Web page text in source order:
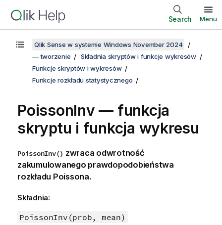
Search Menu
Qlik Sense w systemie Windows November 2024
— tworzenie
Składnia skryptów i funkcje wykresów
Funkcje skryptów i wykresów
Funkcje rozkładu statystycznego
PoissonInv — funkcja
skryptu i funkcja wykresu
PoissonInv() zwraca odwrotność
zakumulowanego prawdopodobieństwa
rozkładu Poissona.
Składnia:
PoissonInv(prob, mean)